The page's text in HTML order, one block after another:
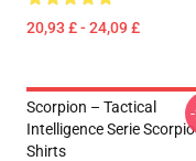
20,93 £ - 24,09 £
Scorpion – Tactical
Intelligence Serie
Shirts